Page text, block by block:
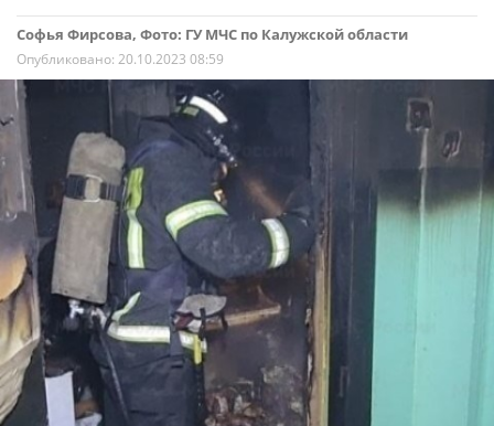
Софья Фирсова, Фото: ГУ МЧС по Калужской области
Опубликовано: 20.10.2023 08:59